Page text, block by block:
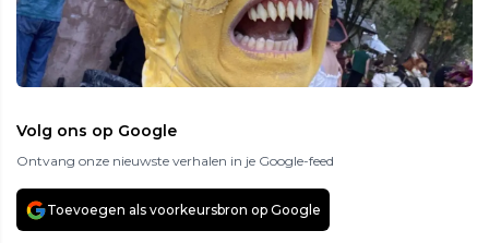
Volg ons op Google
Ontvang onze nieuwste verhalen in je Google-feed
Toevoegen als voorkeursbron op Google